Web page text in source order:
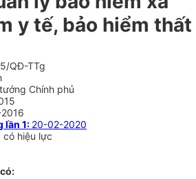
y tế, bảo hiểm thất
QĐ-TTg
Chính phủ
lần 1: 20-02-2020
có hiệu lực